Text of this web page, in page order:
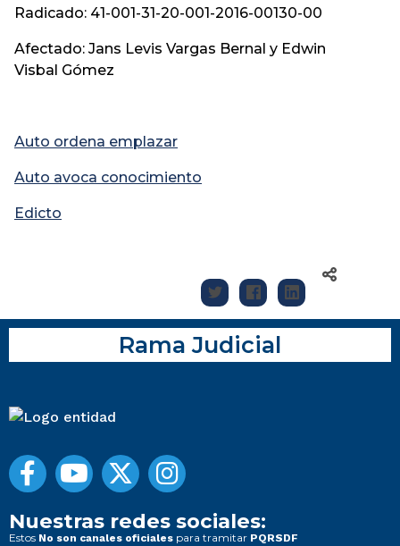
Radicado: 41-001-31-20-001-2016-00130-00
Afectado: Jans Levis Vargas Bernal y Edwin
Visbal Gómez
Auto ordena emplazar
Auto avoca conocimiento
Edicto
Rama Judicial
Nuestras redes sociales:
Estos No son canales oficiales para tramitar PQRSDF